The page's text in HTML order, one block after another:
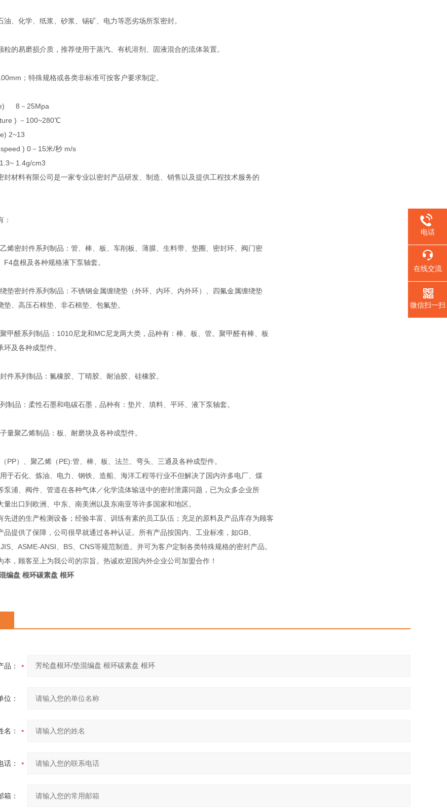
油、化学、纸浆、砂浆、锡矿、电力等恶劣场所泵密封。
粒的易磨损介质，推荐使用于蒸汽、有机溶剂、固液混合的流体装置。
；特殊规格或各类非标准可按客户要求制定。
8－25Mpa
) －100~280℃
2~13
) 0－15米/秒 m/s
1.4g/cm3
封材料有限公司是一家专业以密封产品研发、制造、销售以及提供工程技术服务的
：
密封件系列制品：管、棒、板、车削板、薄膜、生料带、垫圈、密封环、阀门密
F4盘根及各种规格液下泵轴套。
密封件系列制品：不锈钢金属缠绕垫（外环、内环、内外环）、四氟金属缠绕垫
垫、高压石棉垫、非石棉垫、包氟垫。
醛系列制品：1010尼龙和MC尼龙两大类，品种有：棒、板、管。聚甲醛有棒、板
环及各种成型件。
系列制品：氟橡胶、丁晴胶、耐油胶、硅橡胶。
品：柔性石墨和电碳石墨，品种有：垫片、填料、平环、液下泵轴套。
聚乙烯制品：板、耐磨块及各种成型件。
）、聚乙烯（PE):管、棒、板、法兰、弯头、三通及各种成型件。
石化、炼油、电力、钢铁、造船、海洋工程等行业不但解决了国内许多电厂、煤
泵浦、阀件、管道在各种气体／化学流体输送中的密封泄露问题，已为众多企业所
量出口到欧洲、中东、南美洲以及东南亚等许多国家和地区。
进的生产检测设备；经验丰富、训练有素的员工队伍；充足的原料及产品库存为顾客
品提供了保障，公司很早就通过各种认证。所有产品按国内、工业标准，如GB、
、ASME-ANSI、BS、CNS等规范制造。并可为客户定制各类特殊规格的密封产品。
本，顾客至上为我公司的宗旨。热诚欢迎国内外企业公司加盟合作！
编盘 根环碳素盘 根环
品：
位：
名：
话：
箱：
电话
在线交流
微信扫一扫